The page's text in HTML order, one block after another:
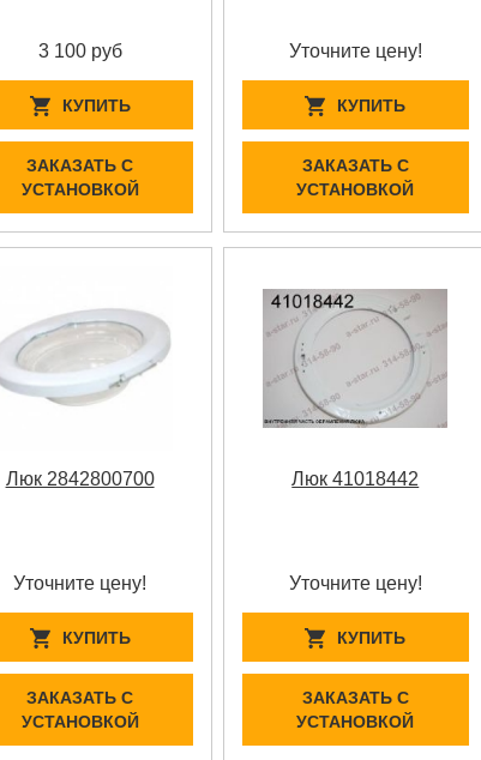
3 100 руб
КУПИТЬ
ЗАКАЗАТЬ С
УСТАНОВКОЙ
Уточните цену!
КУПИТЬ
ЗАКАЗАТЬ С
УСТАНОВКОЙ
Люк 2842800700
Уточните цену!
КУПИТЬ
ЗАКАЗАТЬ С
УСТАНОВКОЙ
Люк 41018442
Уточните цену!
КУПИТЬ
ЗАКАЗАТЬ С
УСТАНОВКОЙ